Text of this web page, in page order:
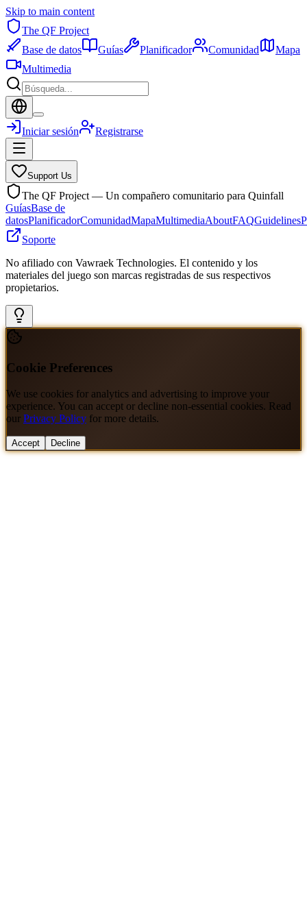
Skip to main content
The QF Project
Base de datos
Guías Planificador Comunidad
Mapa
Multimedia
Iniciar sesión Registrarse
Support Us
The QF Project — Un compañero comunitario para Quinfall
GuíasBase de
datosPlanificadorComunidadMapaMultimediaAboutFAQGuidelines
Soporte
No afiliado con Vawraek Technologies. El contenido y los
materiales del juego son marcas registradas de sus respectivos
propietarios.
Cookie Preferences
We use cookies for analytics and advertising to improve your
experience. You can accept or decline non-essential cookies. Read
our Privacy Policy for more details.
Accept Decline